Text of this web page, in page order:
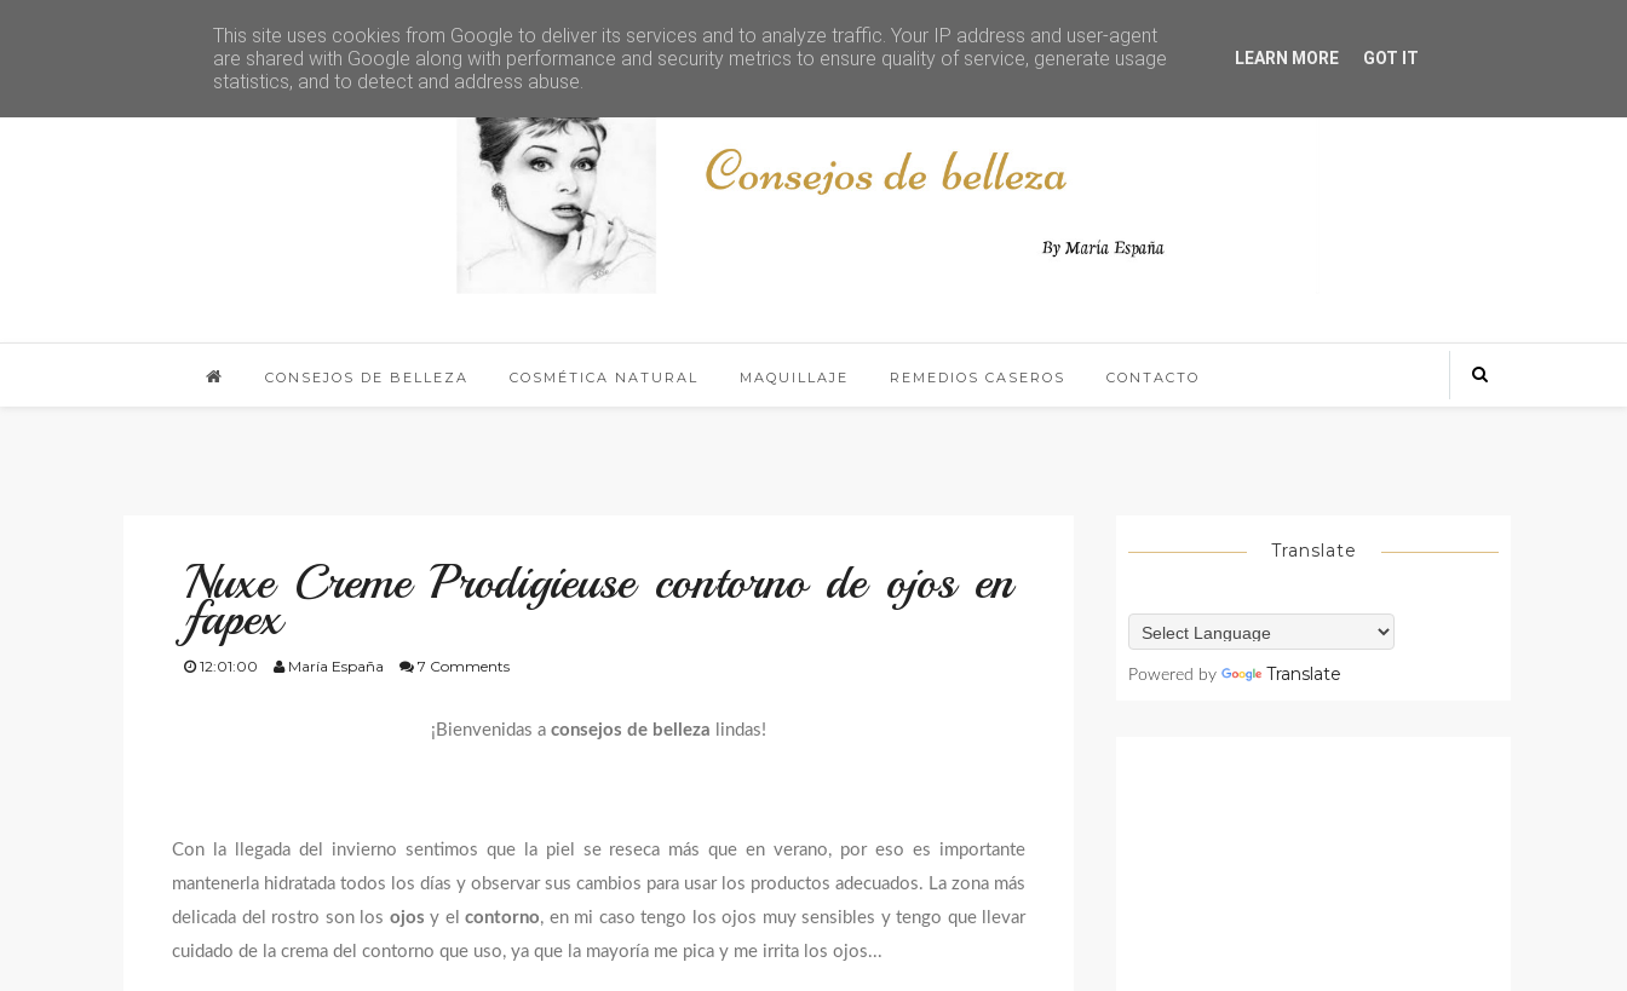
CONSEJOS DE BELLEZA COSMÉTICA NATURAL MAQUILLAJE REMEDIOS CASEROS CONTACTO
Nuxe Creme Prodigieuse contorno de ojos en
fapex
12:01:00 María España 7 Comments
¡Bienvenidas a consejos de belleza lindas!
Con la llegada del invierno sentimos que la piel se reseca más que en verano, por eso es importante
mantenerla hidratada todos los días y observar sus cambios para usar los productos adecuados. La zona más
delicada del rostro son los ojos y el contorno, en mi caso tengo los ojos muy sensibles y tengo que llevar
cuidado de la crema del contorno que uso, ya que la mayoría me pica y me irrita los ojos...
Translate
Powered by Translate
This site uses cookies from Google to deliver its services and to analyze traffic. Your IP address and user-agent
are shared with Google along with performance and security metrics to ensure quality of service, generate usage
statistics, and to detect and address abuse.
LEARN MORE GOT IT